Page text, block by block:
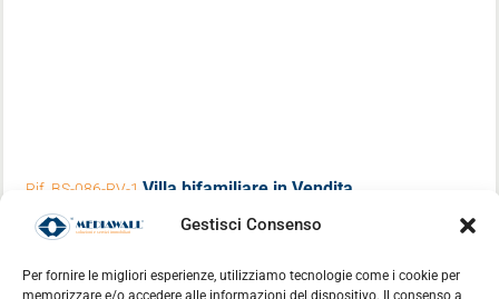
Gestisci Consenso
Per fornire le migliori esperienze, utilizziamo tecnologie come i cookie per
memorizzare e/o accedere alle informazioni del dispositivo. Il consenso a
Rif. BS-086-RV-1 Villa bifamiliare in Vendita
€ 259.000
Cordenons